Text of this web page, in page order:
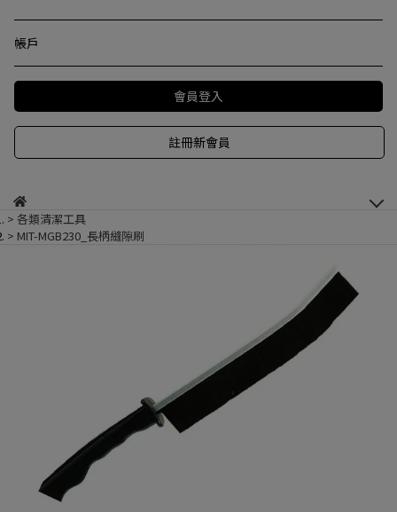
帳戶
會員登入
註冊新會員
各類清潔工具
MIT-MGB230_長柄縫隙刷